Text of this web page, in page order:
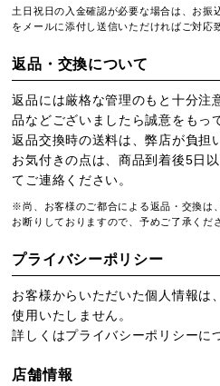
土日祝日の入金確認が必要な場合は、お振
をメールに添付し送信いただければご対応
返品・交換について
返品には厳格な管理のもと十分注
品などございましたら誠意をもっ
返品交換時の送料は、弊店が負担
お気付きの点は、商品到着後5日
てご連絡ください。
※尚、お客様のご都合による返品・交換は
お断りしておりますので、予めご了承くだ
プライバシーポリシー
お客様からいただいた個人情報は
使用いたしません。
詳しくはプライバシーポリシーに
店舗情報